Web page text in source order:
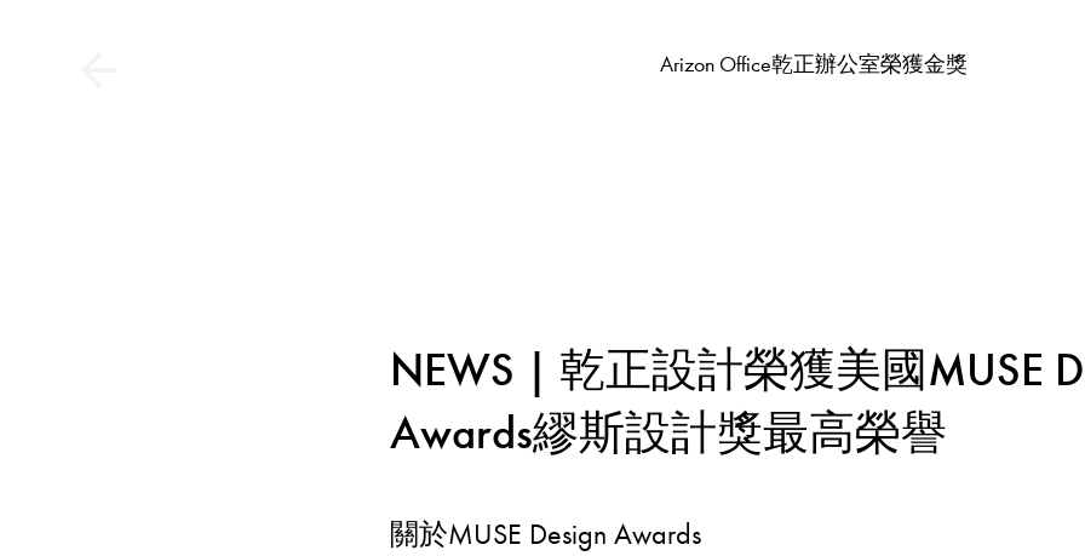
Arizon Office乾正辦公室榮獲金獎
NEWS | 乾正設計榮獲美國MUSE
Awards繆斯設計獎最高榮譽
關於MUSE Design Awards